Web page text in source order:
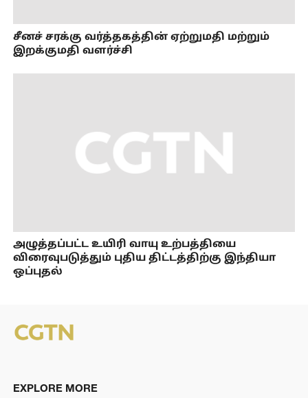
சீனச் சரக்கு வர்த்தகத்தின் ஏற்றுமதி மற்றும்
இறக்குமதி வளர்ச்சி
அழுத்தப்பட்ட உயிரி வாயு உற்பத்தியை
விரைவுபடுத்தும் புதிய திட்டத்திற்கு இந்தியா
ஒப்புதல்
EXPLORE MORE